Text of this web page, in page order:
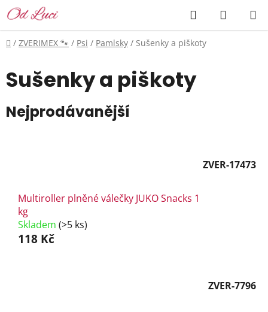
Přejít
na
obsah
Hledat
KOŠÍK
Domů
/ ZVERIMEX 🐾 / Psi / Pamlsky / Sušenky a piškoty
Sušenky a piškoty
Nejprodávanější
ZVER-17473
Multiroller plněné válečky JUKO Snacks 1
kg
Skladem (>5 ks)
118 Kč
ZVER-7796